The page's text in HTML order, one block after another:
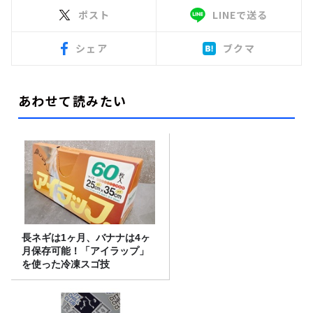
ポスト LINEで送る
シェア ブクマ
あわせて読みたい
長ネギは1ヶ月、バナナは4ヶ
月保存可能！「アイラップ」
を使った冷凍スゴ技